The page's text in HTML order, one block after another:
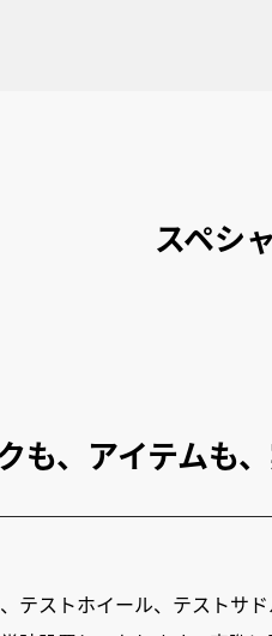
スペシ
も、アイテムも
テストホイール、テストサ